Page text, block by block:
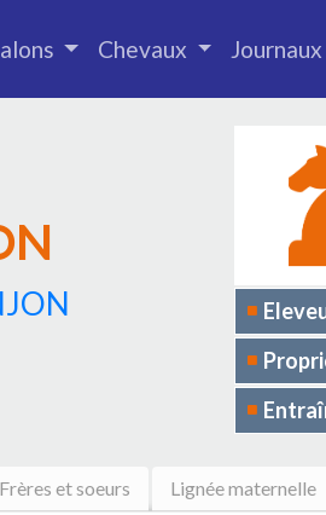
Chevaux Journaux
Frères et soeurs Lignée maternelle